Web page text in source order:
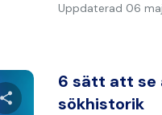
Uppdaterad 06
6 sätt att se
sökhistorik